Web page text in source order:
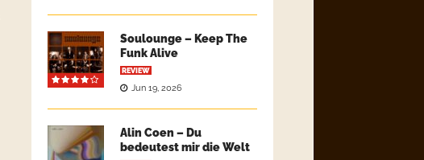
Soulounge – Keep The
Funk Alive
REVIEW
Jun 19, 2026
Alin Coen – Du
bedeutest mir die Welt